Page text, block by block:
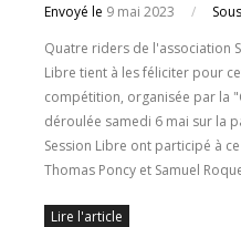
Envoyé le 9 mai 2023 / Sous
Quatre riders de l'association
Libre tient à les féliciter pour
compétition, organisée par la
déroulée samedi 6 mai sur la
Session Libre ont participé à
Thomas Poncy et Samuel
Lire l'article